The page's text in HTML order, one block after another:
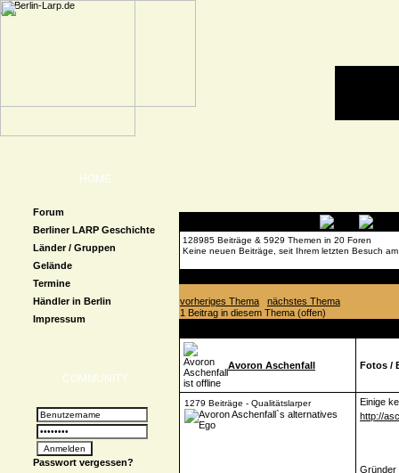
HOME
Forum
Berliner LARP Geschichte
Länder / Gruppen
Gelände
Termine
Händler in Berlin
Impressum
COMMUNITY
Passwort vergessen?
128985 Beiträge & 5929 Themen in 20 Foren
Keine neuen Beiträge, seit Ihrem letzten Besuch
vorheriges Thema
nächstes Thema
1 Beitrag in diesem Thema (offen)
Avoron Aschenfall Fotos /
1279 Beiträge - Qualitätslarper
Einige
http://
Gründer